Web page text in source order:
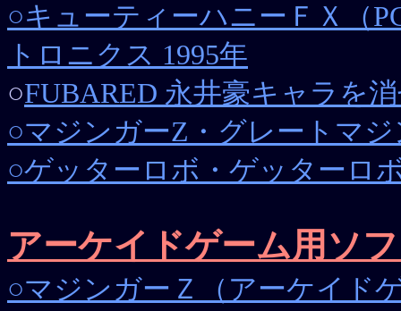
○キューティーハニーＦＸ（
トロニクス 1995年
○FUBARED 永井豪キャラを
○マジンガーZ・グレートマ
○ゲッターロボ・ゲッターロ
アーケイドゲーム用ソ
○マジンガーＺ（アーケイド